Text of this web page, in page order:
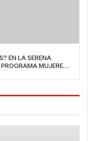
EN LA SERENA
MUJERES